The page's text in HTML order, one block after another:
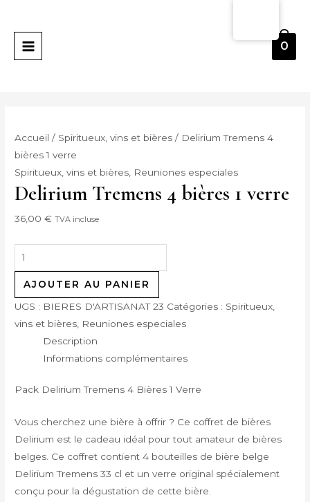
contentPRINCIPAL
0
Accueil / Spiritueux, vins et bières / Delirium Tremens 4
bières 1 verre
Spiritueux, vins et bières Reuniones especiales
Delirium Tremens 4 bières 1 verre
36,00€ TVA incluse
Delirium
Tremens
AJOUTER AU PANIER
UGS : BIERES D'ARTISANAT 23 Catégories : Spiritueux,
vins et bières Reuniones especiales
Description
Informations complémentaires
Pack Delirium Tremens 4 Bières 1 Verre
Vous cherchez une bière à offrir ? Ce coffret de bières
Delirium est le cadeau idéal pour tout amateur de bières
belges. Ce coffret contient 4 bouteilles de bière belge
Delirium Tremens 33 cl et un verre original spécialement
conçu pour la dégustation de cette bière.